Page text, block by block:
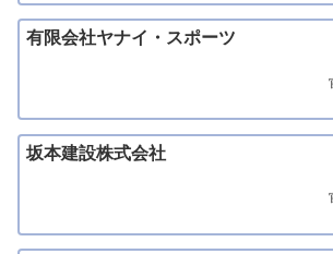
有限会社ヤナイ・スポーツ
坂本建設株式会社